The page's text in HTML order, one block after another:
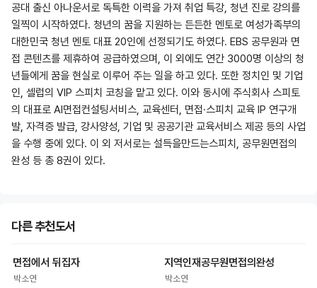
5-5. 방안 도출
5-6. 5분스피치 준비법
5-7. 주제별 실제 적용 사례
5-8. 5분스피치 후속 질의응답 대처법
6. 상황질문 대비
6-1. S.I 상황면접이란
6-2. 상황질문 3가지 유형
6-3. 공직자 민원응대 메뉴얼 살펴보기
6-4. 실제 상황질문 케이스 및 답변 예시
7-3. 서울시 주요 사이트 및 시 산하 공공기관 현황
7-5. 시책 질문 답변 케이스
7-6. 경기도정 일반 현황
공대 출신 아나운서로 독특한 이력을 가져 취업 특강, 청년 진로 강의를
일찍이 시작하였다. 청년의 꿈을 지원하는 든든한 멘토로 여성가족부의
대한민국 청년 멘토 대표 20인에 선정되기도 하였다. EBS 공무원과 면
접 콘텐츠를 제휴하여 공급하였으며, 이 외에도 연간 3000명 이상의 청
년들에게 꿈을 현실로 이루어 주는 일을 하고 있다. 또한 정치인 및 기업
인, 셀럽의 VIP 스피치 코칭을 맡고 있다. 이와 동시에 주식회사 스피토
의 대표로 AI면접컨설팅서비스, 교육센터, 면접·스피치 교육 IP 연구개
발, 자격증 발급, 강사양성, 기업 및 공공기관 교육서비스 제공 등의 사업
을 수행 중에 있다. 이 외 저서로는 설득을만드는스피치, 공무원면접의
완성 등 총 8권이 있다.
다른 추천도서
면접에서 뒤집자
박소연
지역인재공무원면접의완성
박소연